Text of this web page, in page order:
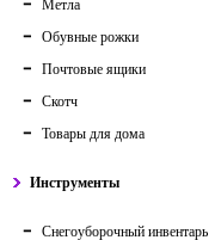
Метла
Обувные рожки
Почтовые ящики
Скотч
Товары для дома
Инструменты
Снегоуборочный инвентарь